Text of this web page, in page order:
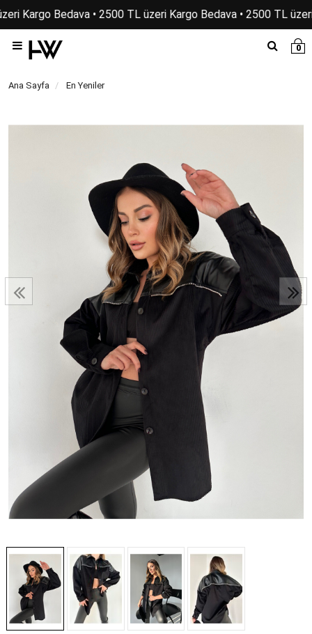
Kargo Bedava • 2500 TL üzeri Kargo Bedava • 2500 TL
0
Ana Sayfa En Yeniler